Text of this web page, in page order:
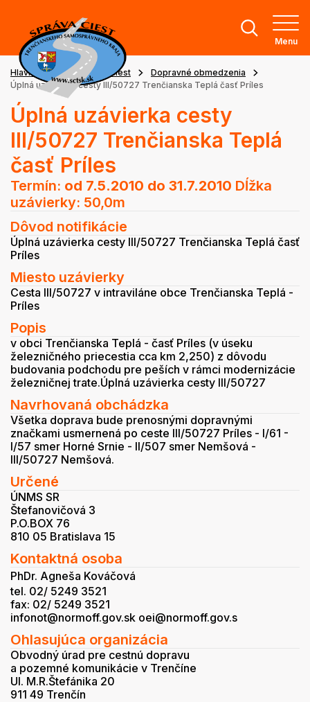
Menu
Hlavná stránka Stav ciest
Dopravné obmedzenia
Úplná uzávierka cesty III/50727 Trenčianska Teplá časť Príles
Úplná uzávierka cesty
III/50727 Trenčianska Teplá
časť Príles
Termín: od 7.5.2010 do 31.7.2010 Dĺžka
uzávierky: 50,0m
Dôvod notifikácie
Úplná uzávierka cesty III/50727 Trenčianska Teplá časť
Príles
Miesto uzávierky
Cesta III/50727 v intraviláne obce Trenčianska Teplá -
Príles
Popis
v obci Trenčianska Teplá - časť Príles (v úseku
železničného priecestia cca km 2,250) z dôvodu
budovania podchodu pre peších v rámci modernizácie
železničnej trate.Úplná uzávierka cesty III/50727
Navrhovaná obchádzka
Všetka doprava bude prenosnými dopravnými
značkami usmernená po ceste III/50727 Príles - I/61 -
I/57 smer Horné Srnie - II/507 smer Nemšová -
III/50727 Nemšová.
Určené
ÚNMS SR
Štefanovičová 3
P.O.BOX 76
810 05 Bratislava 15
Kontaktná osoba
PhDr. Agneša Kováčová
tel. 02/ 5249 3521
fax: 02/ 5249 3521
infonot@normoff.gov.sk oei@normoff.gov.s
Ohlasujúca organizácia
Obvodný úrad pre cestnú dopravu
a pozemné komunikácie v Trenčíne
Ul. M.R.Štefánika 20
911 49 Trenčín